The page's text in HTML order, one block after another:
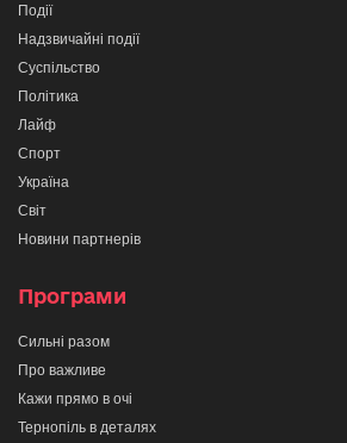
Події
Надзвичайні події
Суспільство
Політика
Лайф
Спорт
Україна
Світ
Новини партнерів
Програми
Сильні разом
Про важливе
Кажи прямо в очі
Тернопіль в деталях